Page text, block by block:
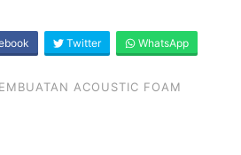
Twitter WhatsApp
ACOUSTIC FOAM